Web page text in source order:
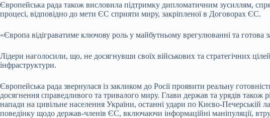
Європейська рада також висловила підтримку дипломатичним зусиллям,
процесі, відповідно до мети ЄС сприяти миру, закріпленої в Договорах ЄС.
«Європа відіграватиме ключову роль у майбутньому врегулюванні та готова
Лідери наголосили, що, не досягнувши своїх військових та стратегічних
інфраструктури.
Європейська рада звернулася із закликом до Росії проявити реальну
досягнення справедливого та тривалого миру. Глави держав та урядів
напади на цивільне населення України, останні удари по Києво-Печерській
поведінку щодо держав-членів ЄС, включаючи інформаційні маніпуляції,